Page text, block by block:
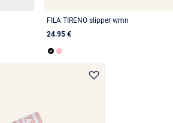
FILA TIRENO slipper wmn
24.95 €